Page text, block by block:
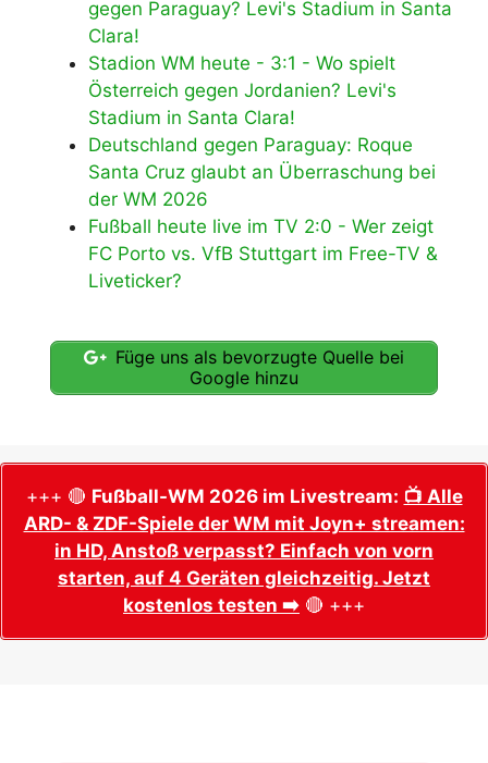
gegen Paraguay? Levi's Stadium in Santa
Clara!
Stadion WM heute - 3:1 - Wo spielt
Österreich gegen Jordanien? Levi's
Stadium in Santa Clara!
Deutschland gegen Paraguay: Roque
Santa Cruz glaubt an Überraschung bei
der WM 2026
Fußball heute live im TV 2:0 - Wer zeigt
FC Porto vs. VfB Stuttgart im Free-TV &
Liveticker?
Füge uns als bevorzugte Quelle bei
Google hinzu
+++ 🔴 Fußball-WM 2026 im Livestream: 📺 Alle
ARD- & ZDF-Spiele der WM mit Joyn+ streamen:
in HD, Anstoß verpasst? Einfach von vorn
starten, auf 4 Geräten gleichzeitig. Jetzt
kostenlos testen ➡️ 🔴 +++